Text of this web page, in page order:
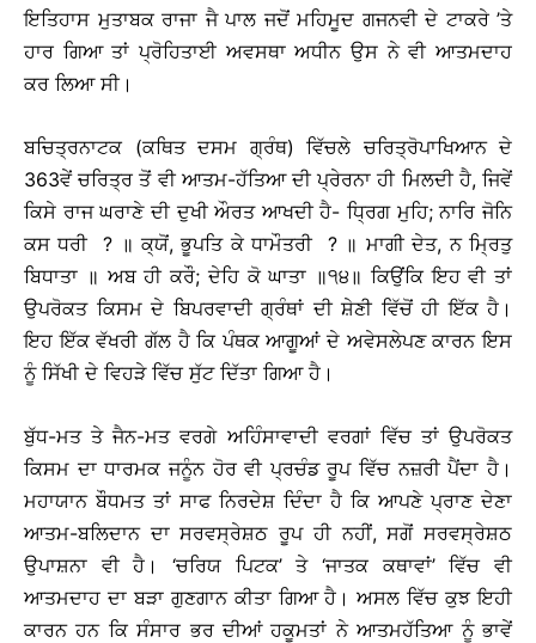
ਇਤਿਹਾਸ ਮੁਤਾਬਕ ਰਾਜਾ ਜੈ ਪਾਲ ਜਦੋਂ ਮਹਿਮੂਦ ਗਜਨਵੀ ਦੇ ਟਾਕਰੇ ’ਤੇ
ਹਾਰ ਗਿਆ ਤਾਂ ਪ੍ਰੋਹਿਤਾਈ ਅਵਸਥਾ ਅਧੀਨ ਉਸ ਨੇ ਵੀ ਆਤਮਦਾਹ
ਕਰ ਲਿਆ ਸੀ।
ਬਚਿਤ੍ਰਨਾਟਕ (ਕਥਿਤ ਦਸਮ ਗ੍ਰੰਥ) ਵਿੱਚਲੇ ਚਰਿਤ੍ਰੋਪਾਖਿਆਨ ਦੇ
363ਵੇਂ ਚਰਿਤ੍ਰ ਤੋਂ ਵੀ ਆਤਮ-ਹੱਤਿਆ ਦੀ ਪ੍ਰੇਰਨਾ ਹੀ ਮਿਲਦੀ ਹੈ, ਜਿਵੇਂ
ਕਿਸੇ ਰਾਜ ਘਰਾਣੇ ਦੀ ਦੁਖੀ ਔਰਤ ਆਖਦੀ ਹੈ- ਧਿ੍ਰਗ ਮੁਹਿ; ਨਾਰਿ ਜੋਨਿ
ਕਸ ਧਰੀ ? ॥ ਕ੍ਯੋਂ, ਭੂਪਤਿ ਕੇ ਧਾਮੌਤਰੀ ? ॥ ਮਾਗੀ ਦੇਤ, ਨ ਮ੍ਰਿਤੁ
ਬਿਧਾਤਾ ॥ ਅਬ ਹੀ ਕਰੌ; ਦੇਹਿ ਕੋ ਘਾਤਾ ॥੧੪॥ ਕਿਉਂਕਿ ਇਹ ਵੀ ਤਾਂ
ਉਪਰੋਕਤ ਕਿਸਮ ਦੇ ਬਿਪਰਵਾਦੀ ਗ੍ਰੰਥਾਂ ਦੀ ਸ਼ੇਣੀ ਵਿੱਚੋਂ ਹੀ ਇੱਕ ਹੈ।
ਇਹ ਇੱਕ ਵੱਖਰੀ ਗੱਲ ਹੈ ਕਿ ਪੰਥਕ ਆਗੂਆਂ ਦੇ ਅਵੇਸਲੇਪਣ ਕਾਰਨ ਇਸ
ਨੂੰ ਸਿੱਖੀ ਦੇ ਵਿਹੜੇ ਵਿੱਚ ਸੁੱਟ ਦਿੱਤਾ ਗਿਆ ਹੈ।
ਬੁੱਧ-ਮਤ ਤੇ ਜੈਨ-ਮਤ ਵਰਗੇ ਅਹਿੰਸਾਵਾਦੀ ਵਰਗਾਂ ਵਿੱਚ ਤਾਂ ਉਪਰੋਕਤ
ਕਿਸਮ ਦਾ ਧਾਰਮਕ ਜਨੂੰਨ ਹੋਰ ਵੀ ਪ੍ਰਚੰਡ ਰੂਪ ਵਿੱਚ ਨਜ਼ਰੀ ਪੈਂਦਾ ਹੈ।
ਮਹਾਯਾਨ ਬੌਧਮਤ ਤਾਂ ਸਾਫ ਨਿਰਦੇਸ਼ ਦਿੰਦਾ ਹੈ ਕਿ ਆਪਣੇ ਪ੍ਰਾਣ ਦੇਣਾ
ਆਤਮ-ਬਲਿਦਾਨ ਦਾ ਸਰਵਸ੍ਰੇਸ਼ਠ ਰੂਪ ਹੀ ਨਹੀਂ, ਸਗੋਂ ਸਰਵਸ੍ਰੇਸ਼ਠ
ਉਪਾਸ਼ਨਾ ਵੀ ਹੈ। ‘ਚਰਿਯ ਪਿਟਕ’ ਤੇ ‘ਜਾਤਕ ਕਥਾਵਾਂ’ ਵਿੱਚ ਵੀ
ਆਤਮਦਾਹ ਦਾ ਬੜਾ ਗੁਣਗਾਨ ਕੀਤਾ ਗਿਆ ਹੈ। ਅਸਲ ਵਿੱਚ ਕੁਝ ਇਹੀ
ਕਾਰਨ ਹਨ ਕਿ ਸੰਸਾਰ ਭਰ ਦੀਆਂ ਹਕੂਮਤਾਂ ਨੇ ਆਤਮਹੱਤਿਆ ਨੂੰ ਭਾਵੇਂ